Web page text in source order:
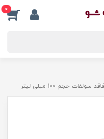
0
حجم 100 میلی لیتر